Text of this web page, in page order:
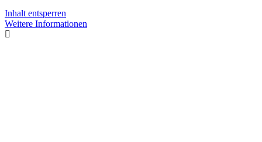
Inhalt entsperren
Weitere Informationen